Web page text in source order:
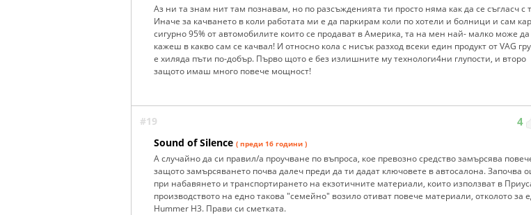
Аз ни та знам нит там познавам, но по разсъжденията ти просто няма как да се съгласч с
Иначе за качването в коли работата ми е да паркирам коли по хотели и болници и сам
сигурно 95% от автомобилите които се продават в Америка, та на мен най- малко може
кажеш в какво сам се качвал! И относно кола с нисък разход всеки един продукт от VAG
е хиляда пъти по-добър. Първо щото е без излишните му технологи4ни глупости, и второ
защото имаш много повече мощност!
#19 4
Sound of Silence ( преди 16 години )
А случайно да си правил/а проучване по въпроса, кое превозно средство замърсява
защото замърсяването почва далеч преди да ти дадат ключовете в автосалона. Започва
при набавянето и транспортирането на екзотичните материали, които използват в
производството на едно такова "семейно" возило отиват повече материали, отколото за
Hummer H3. Прави си сметката.